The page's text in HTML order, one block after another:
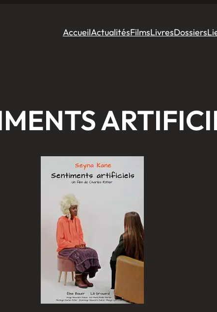
AccueilActualitésFilmsLivresDossiers